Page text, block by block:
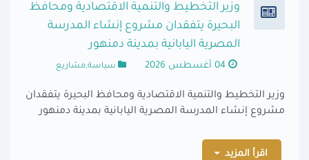
وزير التخطيط والتنمية الاقتصادية ومحافظ
البحيرة يتفقدان مشروع إنشاء المدرسة
المصرية اليابانية بمدينة دمنهور
04 أغسطس 2026 سياسة,مشاريع
وزير التخطيط والتنمية الاقتصادية ومحافظ البحيرة يتفقدان
مشروع إنشاء المدرسة المصرية اليابانية بمدينة دمنهور
اقرأ المزيد